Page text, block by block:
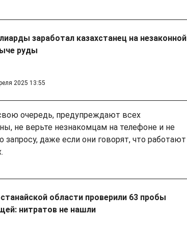
заработал казахстанец на незаконной
руды
2025 13:55
очередь, предупреждают всех
не верьте незнакомцам на телефоне и не
даже если они говорят, что работают
области проверили 63 пробы
нитратов не нашли